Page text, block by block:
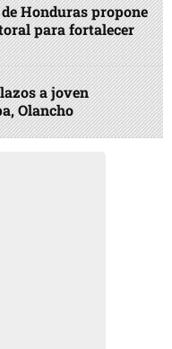
Honduras propone
para fortalecer
a joven
Olancho